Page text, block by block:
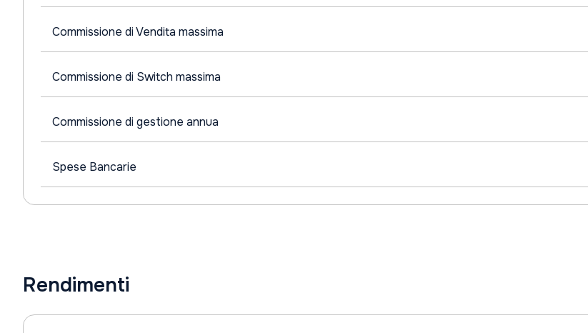
Commissione di Vendita massima
Commissione di Switch massima
Commissione di gestione annua
Spese Bancarie
Rendimenti